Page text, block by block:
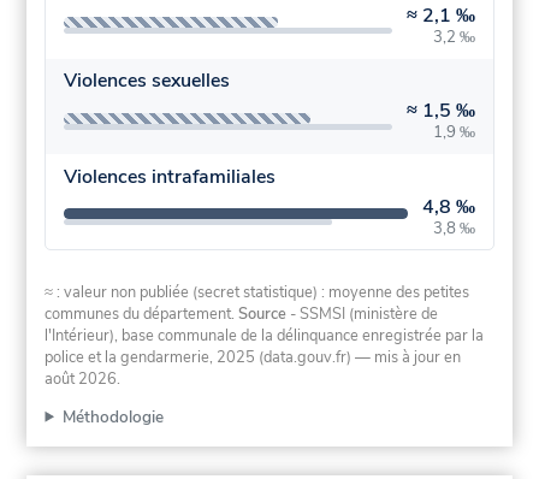
≈ 2,1 ‰
3,2 ‰
Violences sexuelles
≈ 1,5 ‰
1,9 ‰
Violences intrafamiliales
4,8 ‰
3,8 ‰
≈ : valeur non publiée (secret statistique) : moyenne des petites
communes du département.Source - SSMSI (ministère de
l'Intérieur), base communale de la délinquance enregistrée par la
police et la gendarmerie, 2025 (data.gouv.fr) — mis à jour en
août 2026.
Méthodologie